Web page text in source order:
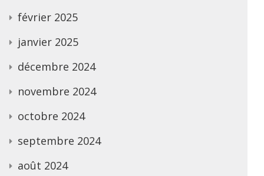
février 2025
janvier 2025
décembre 2024
novembre 2024
octobre 2024
septembre 2024
août 2024